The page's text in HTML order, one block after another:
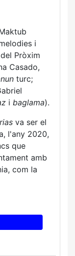
i
Pròxim
Casado,
turc;
i baglama).
va ser el
l'any 2020,
que
amb
com la